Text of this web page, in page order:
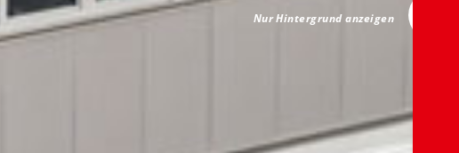
Nur Hintergrund anzeigen